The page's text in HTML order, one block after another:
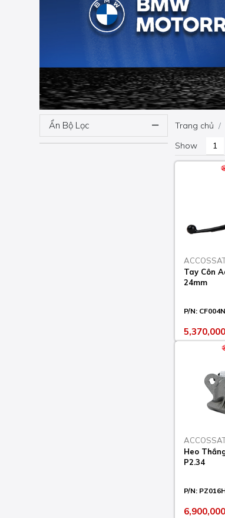
Ẩn Bộ Lọc Trang chủ
Show
Tay Côn
24mm
P/N:
Heo
P2.34
P/N: